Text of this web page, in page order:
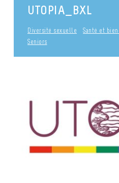
UTOPIA_BXL
Diversité sexuelle Santé et
Seniors